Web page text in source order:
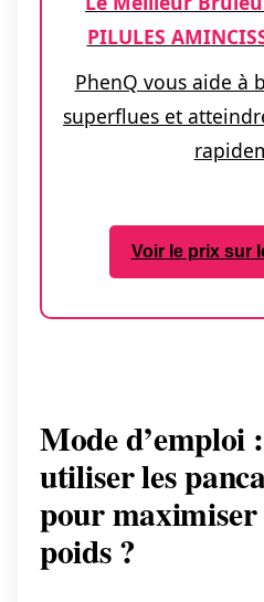
PILULES
PhenQ vous aide à
superflues et
Voir le prix sur
Mode d’emploi
utiliser les
pour maximiser
poids ?